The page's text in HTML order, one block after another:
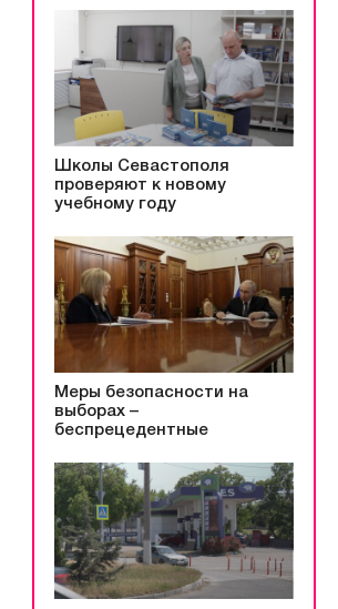
Школы Севастополя
проверяют к новому
учебному году
Меры безопасности на
выборах –
беспрецедентные